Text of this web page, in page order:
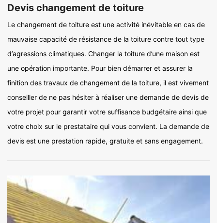
Devis changement de toiture
Le changement de toiture est une activité inévitable en cas de
mauvaise capacité de résistance de la toiture contre tout type
d’agressions climatiques. Changer la toiture d’une maison est
une opération importante. Pour bien démarrer et assurer la
finition des travaux de changement de la toiture, il est vivement
conseiller de ne pas hésiter à réaliser une demande de devis de
votre projet pour garantir votre suffisance budgétaire ainsi que
votre choix sur le prestataire qui vous convient. La demande de
devis est une prestation rapide, gratuite et sans engagement.